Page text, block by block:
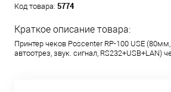
Код товара: 5774
Краткое описание товара:
Принтер чеков Poscenter RP-100 USE
автоотрез, звук. сигнал, RS232+USB+LAN)